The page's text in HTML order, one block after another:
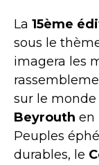
La 15ème
sous le
imagera les
sur le
Beyrouth en
Peuples
durables, le